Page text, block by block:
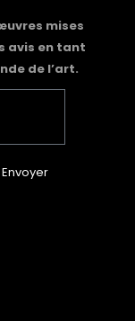
mises
avis en tant
de l’art.
Envoyer